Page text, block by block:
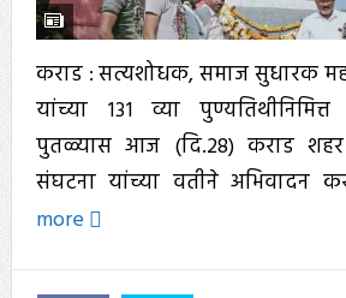
कराड : सत्यशोधक, समाज सुधारक
यांच्या १३१ व्या
पुतळ्यास आज (दि.28) कराड
संघटना यांच्या वतीने अभिवादन
more